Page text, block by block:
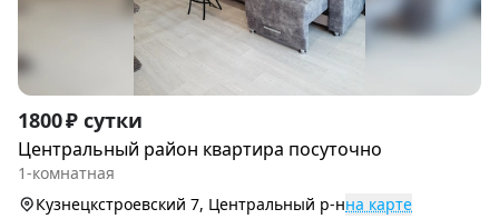
Item
1
of
9
1800 ₽ сутки
Центральный район квартира посуточно
1-комнатная
Кузнецкстроевский 7, Центральный р-нна карте